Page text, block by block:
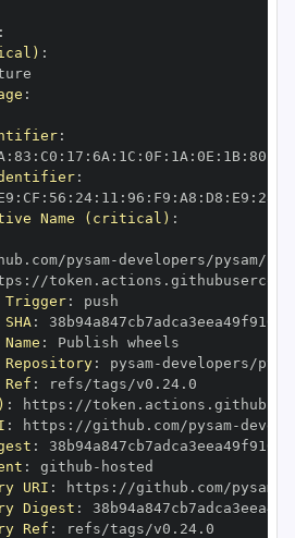
:
:
:
:
: 83 : C0 : 17 : 6A : 1C : 0F : 1A : 0E : 1B: 80
:
: CF : 56 : 24: 11 : 96 : F9 : A8 : D8 : E9 : 28
Name (critical) :
pysam-
:
Trigger:
:
:
Repository: pysam-
Ref :
: https :
: https : //github.com/pysam-
:
: github -
URI : https : //github.com/pysam
Digest :
Ref :